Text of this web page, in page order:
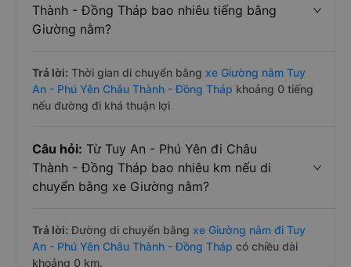
Thành - Đồng Tháp bao nhiêu tiếng bằng
Giường nằm?
Trả lời: Thời gian di chuyển bằng xe Giường nằm Tuy
An - Phú Yên Châu Thành - Đồng Tháp khoảng 0 tiếng
nếu đường đi khá thuận lợi
Câu hỏi: Từ Tuy An - Phú Yên đi Châu
Thành - Đồng Tháp bao nhiêu km nếu di
chuyển bằng xe Giường nằm?
Trả lời: Đường di chuyển bằng xe Giường nằm đi Tuy
An - Phú Yên Châu Thành - Đồng Tháp có chiều dài
khoảng 0 km.